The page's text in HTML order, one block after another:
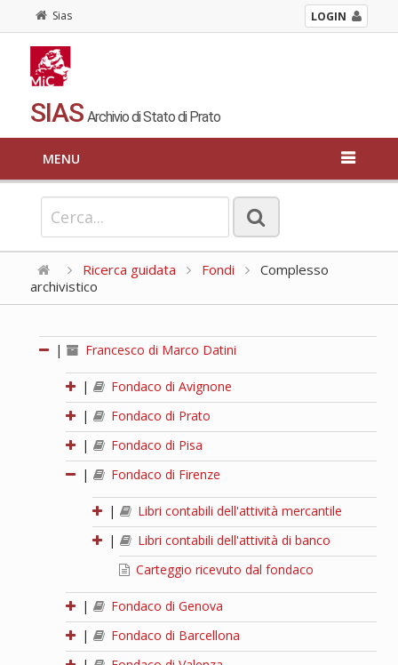
Sias LOGIN
SIAS Archivio di Stato di Prato
MENU
Ricerca guidata Fondi
Complesso
archivistico
| Francesco di Marco Datini
|
Fondaco di Avignone
|
Fondaco di Prato
|
Fondaco di Pisa
|
Fondaco di Firenze
|
Libri contabili dell'attività mercantile
|
Libri contabili dell'attività di banco
Carteggio ricevuto dal fondaco
|
Fondaco di Genova
|
Fondaco di Barcellona